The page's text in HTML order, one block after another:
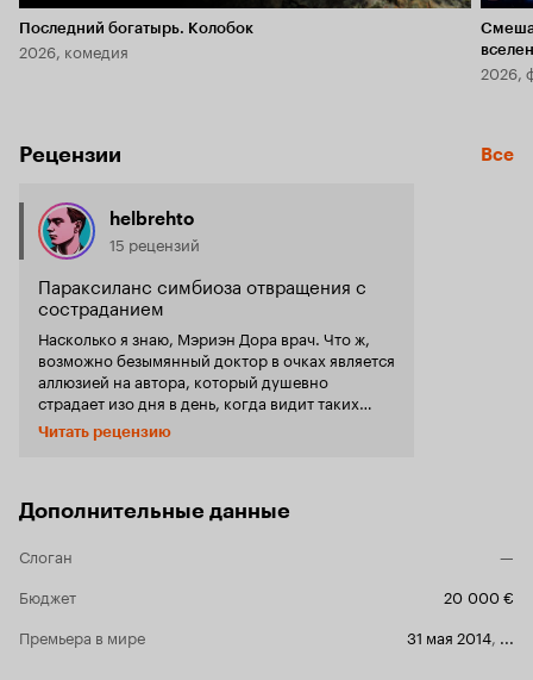
Последний богатырь. Колобок
2026, комедия
2026,
Рецензии Все
helbrehto
15 рецензий
Параксиланс симбиоза отвращения с
состраданием
Насколько я знаю, Мэриэн Дора врач. Что ж,
возможно безымянный доктор в очках является
аллюзией на автора, который душевно
страдает изо дня в день, когда видит таких
больных, и потому данный фильм -
профессиональная деформация, что нарочито
режиссера, этот фильм имеет гораздо большую
множество слоев, из числа которых, на
разума, покаяние, самобичевание,
Натуралистичность показанного не преследует
Читать рецензию
Дополнительные данные
Слоган
—
Бюджет
20 000 €
Премьера в мире
31 мая 2014, ...